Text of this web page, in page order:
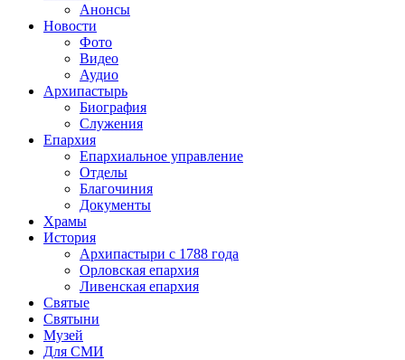
Анонсы
Новости
Фото
Видео
Аудио
Архипастырь
Биография
Служения
Епархия
Епархиальное управление
Отделы
Благочиния
Документы
Храмы
История
Архипастыри с 1788 года
Орловская епархия
Ливенская епархия
Святые
Святыни
Музей
Для СМИ